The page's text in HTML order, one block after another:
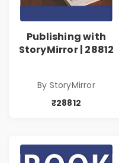
Publishing with
StoryMirror | 28812
By StoryMirror
₹28812